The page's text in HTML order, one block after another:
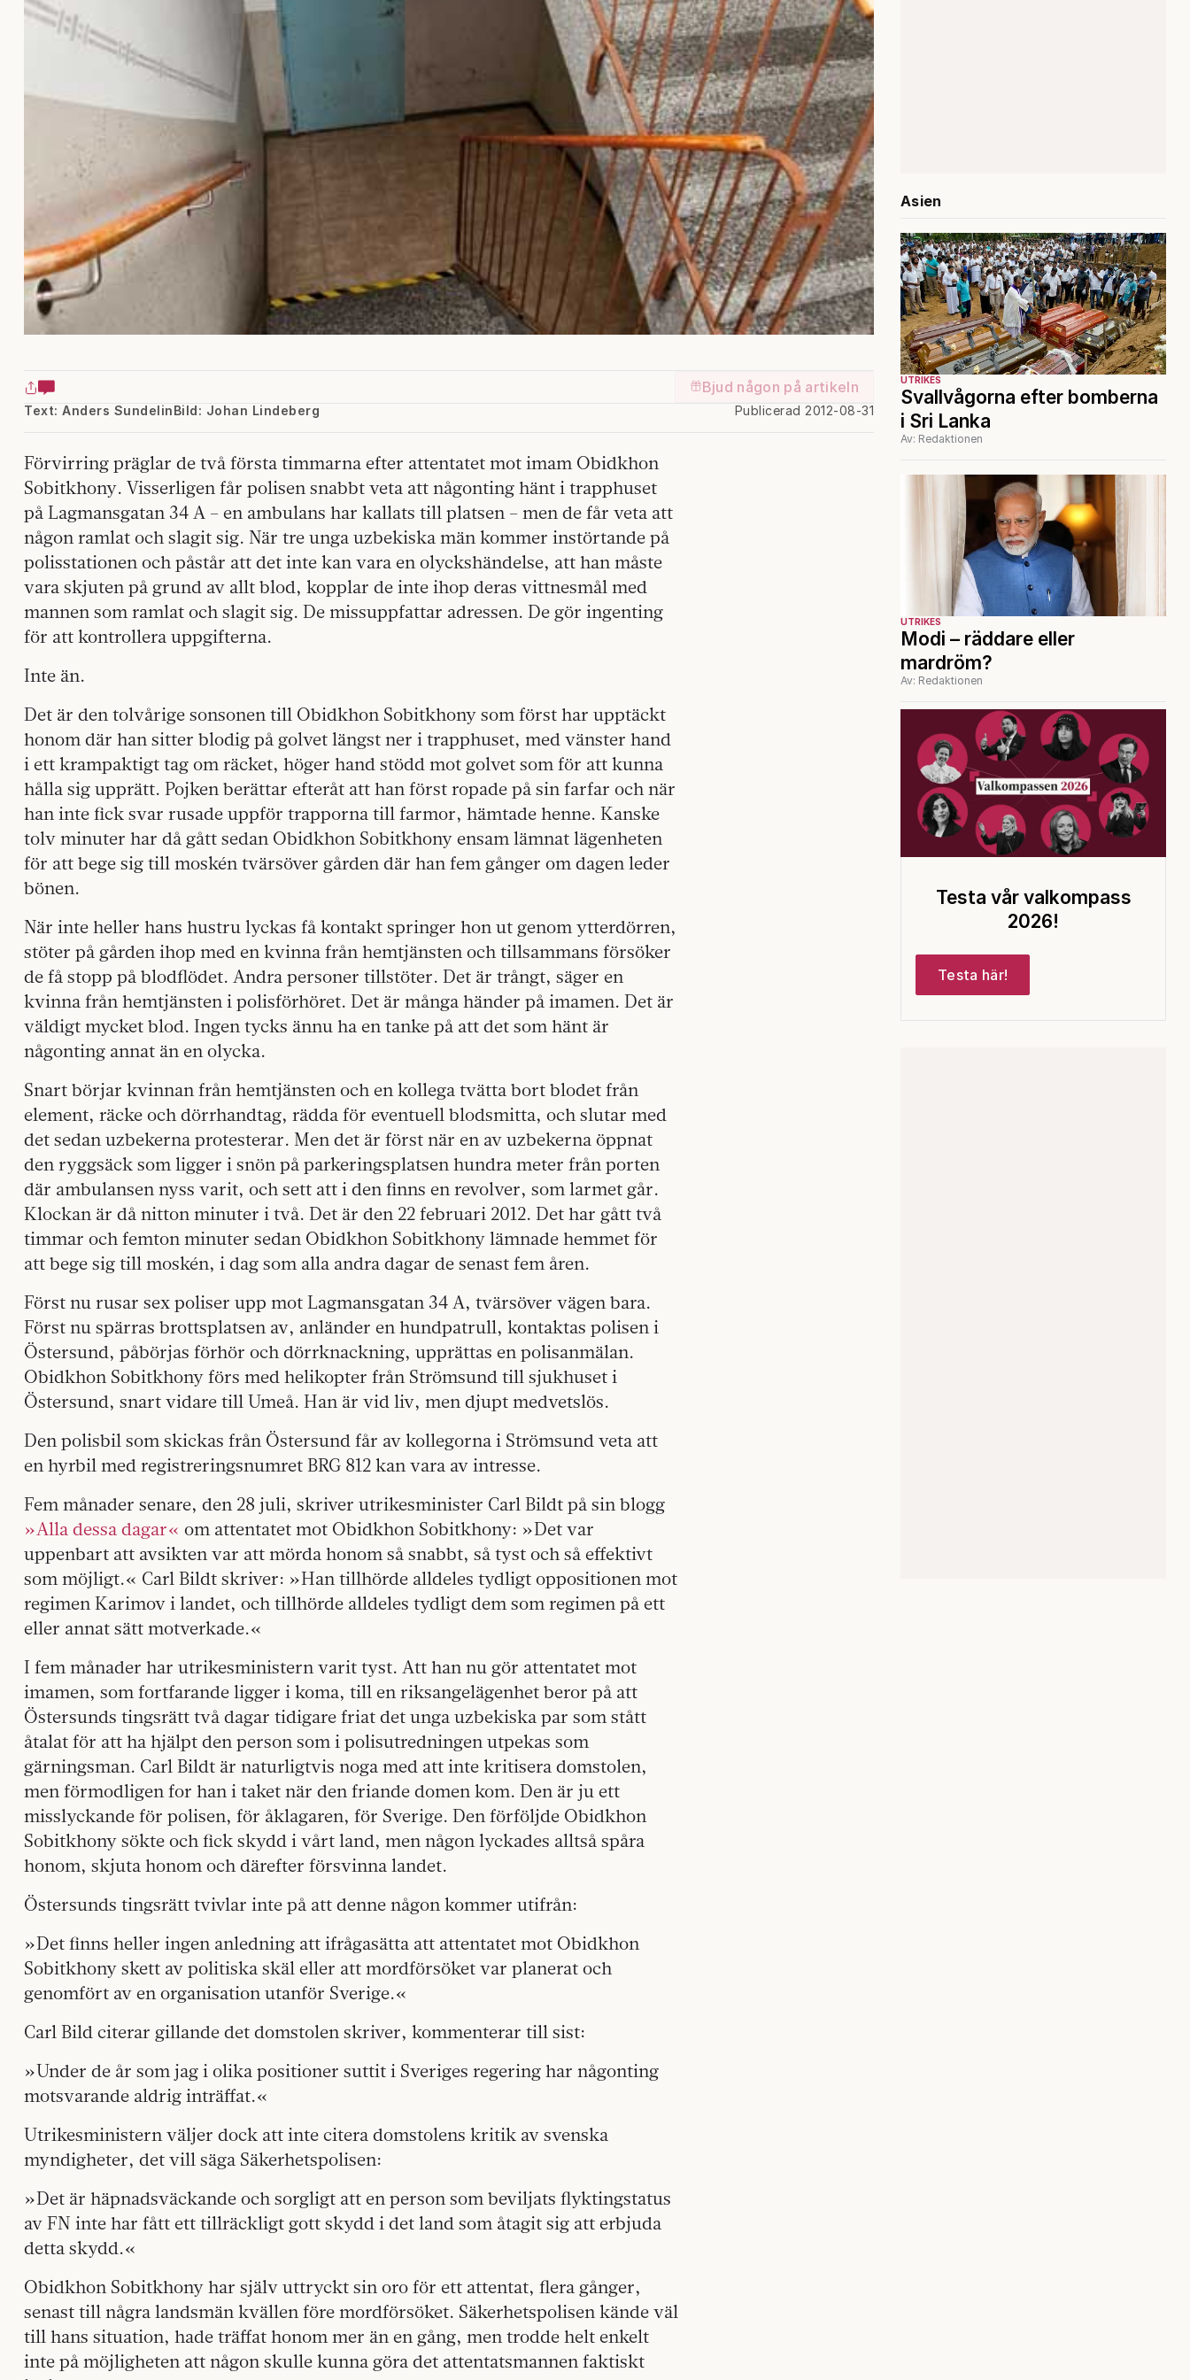
Bjud någon på artikeln
Text: Anders Sundelin Publicerad 2012-08-31
Bild: Johan Lindeberg
Förvirring präglar de två första timmarna efter attentatet mot imam Obidkhon
Sobitkhony. Visserligen får polisen snabbt veta att någonting hänt i trapphuset
på Lagmansgatan 34 A – en ambulans har kallats till platsen – men de får veta att
någon ramlat och slagit sig. När tre unga uzbekiska män kommer instörtande på
polisstationen och påstår att det inte kan vara en olyckshändelse, att han måste
vara skjuten på grund av allt blod, kopplar de inte ihop deras vittnesmål med
mannen som ramlat och slagit sig. De missuppfattar adressen. De gör ingenting
för att kontrollera uppgifterna.
Inte än.
Det är den tolvårige sonsonen till Obidkhon Sobitkhony som först har upptäckt
honom där han sitter blodig på golvet längst ner i trapphuset, med vänster hand
i ett krampaktigt tag om räcket, höger hand stödd mot golvet som för att kunna
hålla sig upprätt. Pojken berättar efteråt att han först ropade på sin farfar och när
han inte fick svar rusade uppför trapporna till farmor, hämtade henne. Kanske
tolv minuter har då gått sedan Obidkhon Sobitkhony ensam lämnat lägenheten
för att bege sig till moskén tvärsöver gården där han fem gånger om dagen leder
bönen.
När inte heller hans hustru lyckas få kontakt springer hon ut genom ytterdörren,
stöter på gården ihop med en kvinna från hemtjänsten och tillsammans försöker
de få stopp på blodflödet. Andra personer tillstöter. Det är trångt, säger en
kvinna från hemtjänsten i polisförhöret. Det är många händer på imamen. Det är
väldigt mycket blod. Ingen tycks ännu ha en tanke på att det som hänt är
någonting annat än en olycka.
Snart börjar kvinnan från hemtjänsten och en kollega tvätta bort blodet från
element, räcke och dörrhandtag, rädda för eventuell blodsmitta, och slutar med
det sedan uzbekerna protesterar. Men det är först när en av uzbekerna öppnat
den ryggsäck som ligger i snön på parkeringsplatsen hundra meter från porten
där ambulansen nyss varit, och sett att i den finns en revolver, som larmet går.
Klockan är då nitton minuter i två. Det är den 22 februari 2012. Det har gått två
timmar och femton minuter sedan Obidkhon Sobitkhony lämnade hemmet för
att bege sig till moskén, i dag som alla andra dagar de senast fem åren.
Först nu rusar sex poliser upp mot Lagmansgatan 34 A, tvärsöver vägen bara.
Först nu spärras brottsplatsen av, anländer en hundpatrull, kontaktas polisen i
Östersund, påbörjas förhör och dörrknackning, upprättas en polisanmälan.
Obidkhon Sobitkhony förs med helikopter från Strömsund till sjukhuset i
Östersund, snart vidare till Umeå. Han är vid liv, men djupt medvetslös.
Den polisbil som skickas från Östersund får av kollegorna i Strömsund veta att
en hyrbil med registreringsnumret BRG 812 kan vara av intresse.
Fem månader senare, den 28 juli, skriver utrikesminister Carl Bildt på sin blogg
»Alla dessa dagar« om attentatet mot Obidkhon Sobitkhony: »Det var
uppenbart att avsikten var att mörda honom så snabbt, så tyst och så effektivt
som möjligt.« Carl Bildt skriver: »Han tillhörde alldeles tydligt oppositionen mot
regimen Karimov i landet, och tillhörde alldeles tydligt dem som regimen på ett
eller annat sätt motverkade.«
I fem månader har utrikesministern varit tyst. Att han nu gör attentatet mot
imamen, som fortfarande ligger i koma, till en riksangelägenhet beror på att
Östersunds tingsrätt två dagar tidigare friat det unga uzbekiska par som stått
åtalat för att ha hjälpt den person som i polisutredningen utpekas som
gärningsman. Carl Bildt är naturligtvis noga med att inte kritisera domstolen,
men förmodligen for han i taket när den friande domen kom. Den är ju ett
misslyckande för polisen, för åklagaren, för Sverige. Den förföljde Obidkhon
Sobitkhony sökte och fick skydd i vårt land, men någon lyckades alltså spåra
honom, skjuta honom och därefter försvinna landet.
Östersunds tingsrätt tvivlar inte på att denne någon kommer utifrån:
»Det finns heller ingen anledning att ifrågasätta att attentatet mot Obidkhon
Sobitkhony skett av politiska skäl eller att mordförsöket var planerat och
genomfört av en organisation utanför Sverige.«
Carl Bild citerar gillande det domstolen skriver, kommenterar till sist:
»Under de år som jag i olika positioner suttit i Sveriges regering har någonting
motsvarande aldrig inträffat.«
Utrikesministern väljer dock att inte citera domstolens kritik av svenska
myndigheter, det vill säga Säkerhetspolisen:
»Det är häpnadsväckande och sorgligt att en person som beviljats flyktingstatus
av FN inte har fått ett tillräckligt gott skydd i det land som åtagit sig att erbjuda
detta skydd.«
Obidkhon Sobitkhony har själv uttryckt sin oro för ett attentat, flera gånger,
senast till några landsmän kvällen före mordförsöket. Säkerhetspolisen kände väl
till hans situation, hade träffat honom mer än en gång, men trodde helt enkelt
inte på möjligheten att någon skulle kunna göra det attentatsmannen faktiskt
Asien
UTRIKES
Svallvågorna efter bomberna
i Sri Lanka
Av: Redaktionen
UTRIKES
Modi – räddare eller
mardröm?
Av: Redaktionen
Testa vår valkompass
2026!
Testa här!